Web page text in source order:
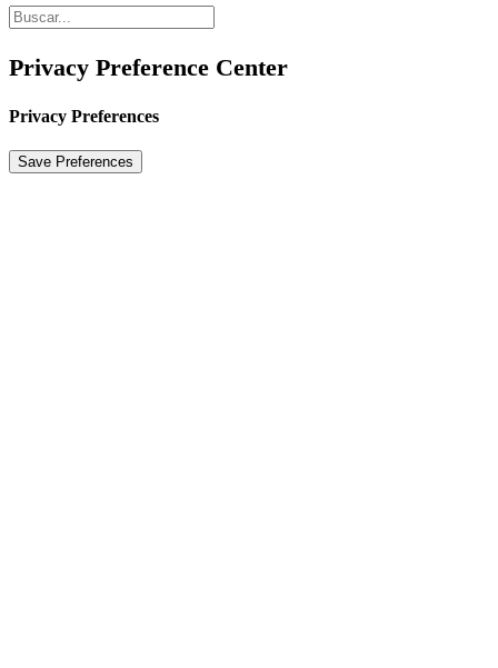
Privacy Preference Center
Privacy Preferences